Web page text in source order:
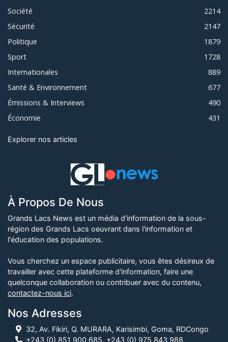
Société
2214
Sécurité
2147
Politique
1879
Sport
1728
Internationales
889
Santé & Environnement
677
Émissions & Interviews
490
Économie
431
Explorer nos articles
À Propos De Nous
Grands Lacs News est un média d'information de la sous-
région des Grands Lacs oeuvrant dans l'information et
l'éducation des populations.
Vous cherchez un espace publicitaire, vous êtes désireux de
travailler avec cette plateforme d'information, faire une
quelconque collaboration ou contribuer avec du contenu,
contactez-nous ici.
Nos Adresses
32, Av. Fikiri, Q. MURARA, Karisimbi, Goma, RDCongo
+243 (0) 851 900 685, +243 (0) 975 843 988